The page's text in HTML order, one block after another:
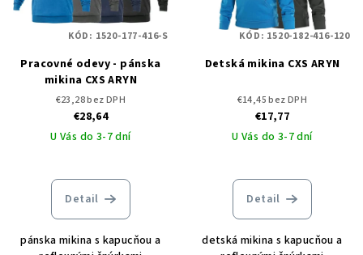
Pracovné odevy - pánska
mikina CXS ARYN
€23,28 bez DPH
€28,64
U Vás do 3-7 dní
Detail
pánska mikina s kapucňou a
KÓD: 1520-177-416-S
Detská mikina CXS ARYN
€14,45 bez DPH
€17,77
U Vás do 3-7 dní
Detail
detská mikina s kapucňou a
KÓD: 1520-182-416-120